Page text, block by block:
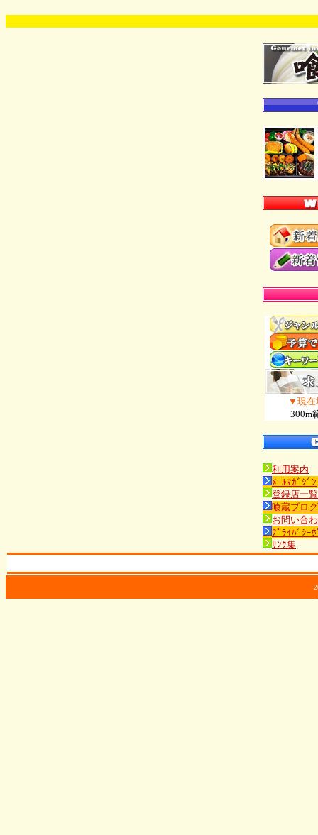
▼現在
300m
利用案内
ﾒｰﾙﾏｶﾞｼﾞﾝ
登録店一覧
喰蔵ブログ
お問い合
ﾌﾟﾗｲﾊﾞｼｰ
ﾘﾝｸ集